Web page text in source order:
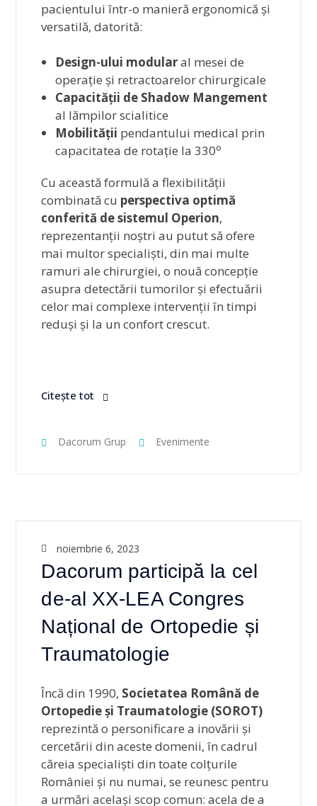
pacientului într-o manieră ergonomică și
versatilă, datorită:
Design-ului modularal mesei de
operație și retractoarelor chirurgicale
Capacității de Shadow Mangement
al lămpilor scialitice
Mobilității pendantului medical prin
capacitatea de rotație la 330o
Cu această formulă a flexibilității
combinată cu perspectiva optimă
conferită de sistemul Operion,
reprezentanții noștri au putut să ofere
mai multor specialiști, din mai multe
ramuri ale chirurgiei, o nouă concepție
asupra detectării tumorilor și efectuării
celor mai complexe intervenții în timpi
reduși și la un confort crescut.
Citește tot
Dacorum Grup Evenimente
noiembrie 6, 2023
Dacorum participă la cel
de-al XX-LEA Congres
Național de Ortopedie și
Traumatologie
Încă din 1990, Societatea Română de
Ortopedie și Traumatologie (SOROT)
reprezintă o personificare a inovării și
cercetării din aceste domenii, în cadrul
căreia specialiști din toate colțurile
României și nu numai, se reunesc pentru
a urmări același scop comun: acela de a